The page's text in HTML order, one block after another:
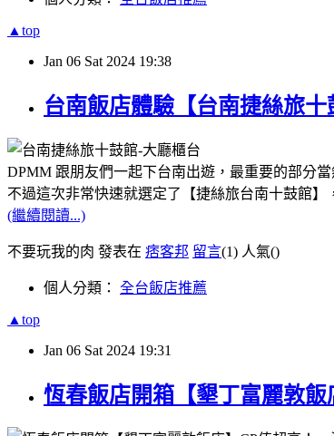
▲top
Jan 06 Sat 2024 19:38
台南飯店體驗【台南捷絲旅
DPMM 跟朋友們一起下台南出遊，最重要的部分當
不過這次非常快速就選定了【捷絲旅台南十鼓館】
(繼續閱讀...)
不要玩我的肉 發表在 痞客邦 留言(1) 人氣()
個人分類： 全台飯店推薦
▲top
Jan 06 Sat 2024 19:31
恆春飯店開箱【墾丁富麗敦飯